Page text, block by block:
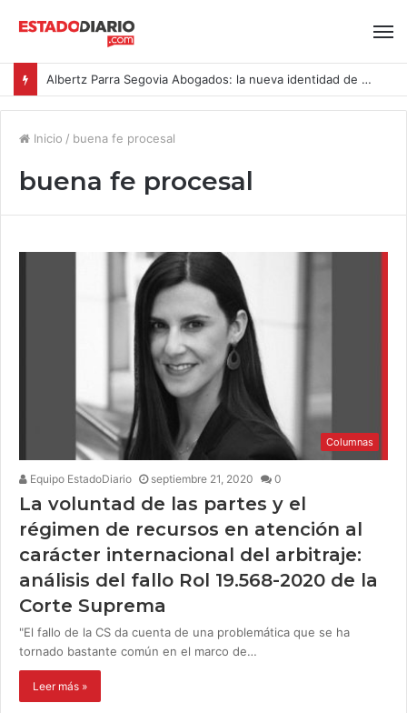
Albertz Parra Segovia Abogados: la nueva identidad de Segovia Consulting
Inicio / buena fe procesal
buena fe procesal
Columnas
Equipo EstadoDiario septiembre 21, 2020 0
La voluntad de las partes y el
régimen de recursos en atención al
carácter internacional del arbitraje:
análisis del fallo Rol 19.568-2020 de la
Corte Suprema
"El fallo de la CS da cuenta de una problemática que se ha
tornado bastante común en el marco de…
Leer más »